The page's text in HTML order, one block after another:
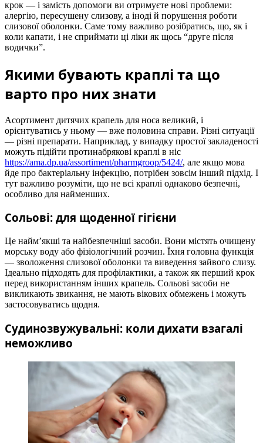
крок — і замість допомоги ви отримуєте нові проблеми:
алергію, пересушену слизову, а іноді й порушення роботи
слизової оболонки. Саме тому важливо розібратись, що, як і
коли капати, і не сприймати ці ліки як щось “друге після
водички”.
Якими бувають краплі та що
варто про них знати
Асортимент дитячих крапель для носа великий, і
орієнтуватись у ньому — вже половина справи. Різні ситуації
— різні препарати. Наприклад, у випадку простої закладеності
можуть підійти протинабрякові краплі в ніс
https://ama.dp.ua/assortiment/pharmgroop/5424/, але якщо мова
йде про бактеріальну інфекцію, потрібен зовсім інший підхід. І
тут важливо розуміти, що не всі краплі однаково безпечні,
особливо для найменших.
Сольові: для щоденної гігієни
Це найм’якші та найбезпечніші засоби. Вони містять очищену
морську воду або фізіологічний розчин. Їхня головна функція
— зволоження слизової оболонки та виведення зайвого слизу.
Ідеально підходять для профілактики, а також як перший крок
перед використанням інших крапель. Сольові засоби не
викликають звикання, не мають вікових обмежень і можуть
застосовуватись щодня.
Судинозвужувальні: коли дихати взагалі
неможливо